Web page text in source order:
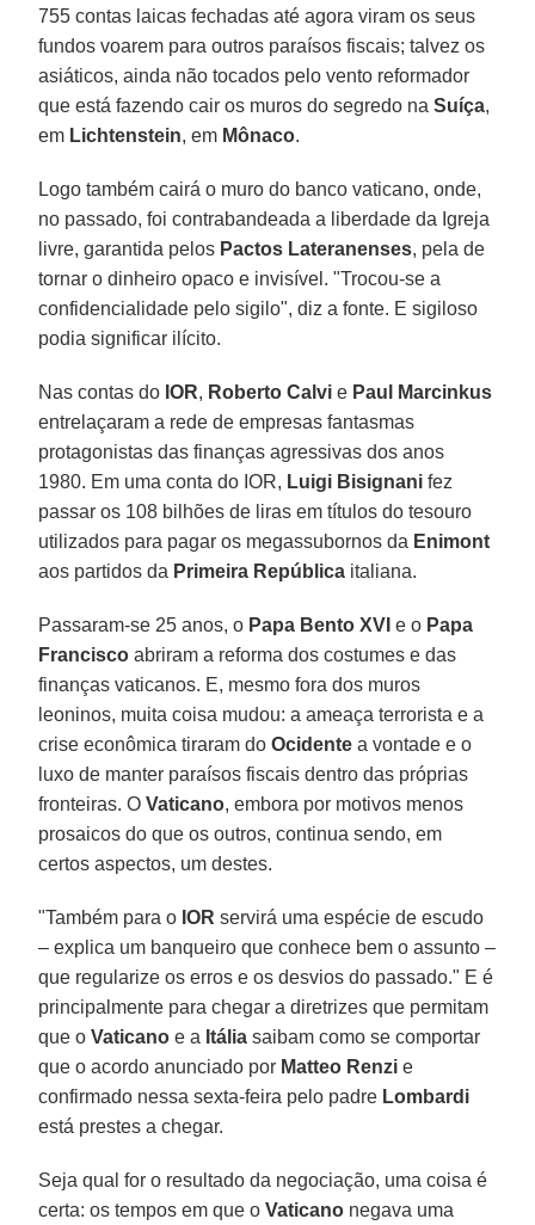
755 contas laicas fechadas até agora viram os seus
fundos voarem para outros paraísos fiscais; talvez os
asiáticos, ainda não tocados pelo vento reformador
que está fazendo cair os muros do segredo naSuíça,
em Lichtenstein, em Mônaco.
Logo também cairá o muro do banco vaticano, onde,
no passado, foi contrabandeada a liberdade da Igreja
livre, garantida pelos Pactos Lateranenses, pela de
tornar o dinheiro opaco e invisível. "Trocou-se a
confidencialidade pelo sigilo", diz a fonte. E sigiloso
podia significar ilícito.
Nas contas do IOR, Roberto Calvi e Paul Marcinkus
entrelaçaram a rede de empresas fantasmas
protagonistas das finanças agressivas dos anos
1980. Em uma conta do IOR, Luigi Bisignani fez
passar os 108 bilhões de liras em títulos do tesouro
utilizados para pagar os megassubornos da Enimont
aos partidos da Primeira República italiana.
Passaram-se 25 anos, o Papa Bento XVI e o Papa
Francisco abriram a reforma dos costumes e das
finanças vaticanos. E, mesmo fora dos muros
leoninos, muita coisa mudou: a ameaça terrorista e a
crise econômica tiraram doOcidente a vontade e o
luxo de manter paraísos fiscais dentro das próprias
fronteiras. OVaticano, embora por motivos menos
prosaicos do que os outros, continua sendo, em
certos aspectos, um destes.
"Também para o IOR servirá uma espécie de escudo
– explica um banqueiro que conhece bem o assunto –
que regularize os erros e os desvios do passado." E é
principalmente para chegar a diretrizes que permitam
que oVaticano e a Itália saibam como se comportar
que o acordo anunciado por Matteo Renzi e
confirmado nessa sexta-feira pelo padre Lombardi
está prestes a chegar.
Seja qual for o resultado da negociação, uma coisa é
certa: os tempos em que oVaticano negava uma